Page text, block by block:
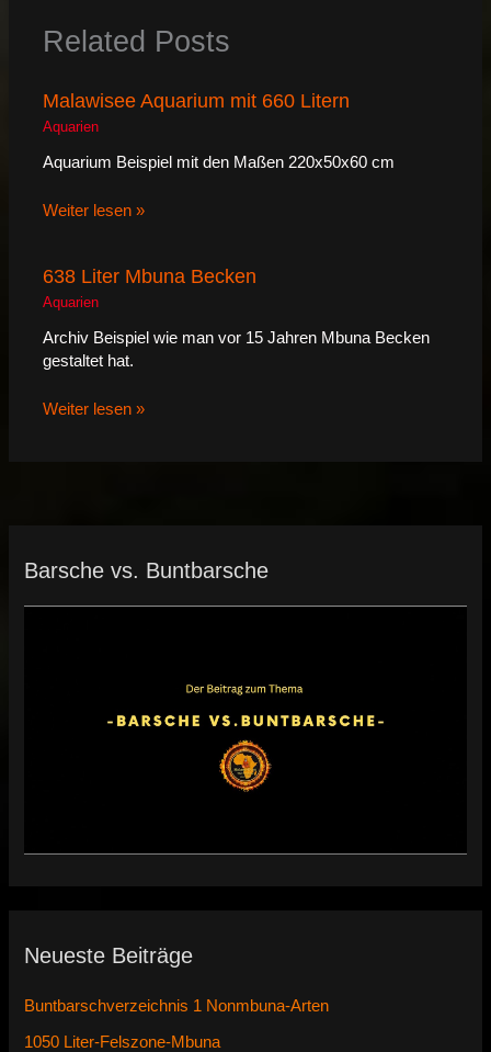
Related Posts
Malawisee Aquarium mit 660 Litern
Aquarien
Aquarium Beispiel mit den Maßen 220x50x60 cm
Weiter lesen »
638 Liter Mbuna Becken
Aquarien
Archiv Beispiel wie man vor 15 Jahren Mbuna Becken
gestaltet hat.
Weiter lesen »
Barsche vs. Buntbarsche
Neueste Beiträge
Buntbarschverzeichnis 1 Nonmbuna-Arten
1050 Liter-Felszone-Mbuna